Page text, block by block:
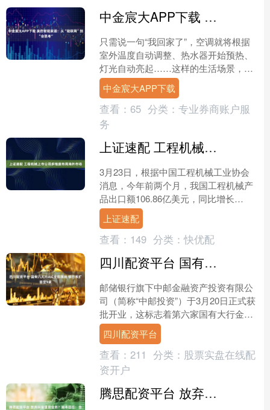
中金宸大APP下载 美的智能家居：从“能联网”到“会思考”
只需说一句“我回家了”，空调就将根据
室外温度自动调整、热水器开始预热、
灯光自动亮起……这样的生活场景，正
是智能家居行业努力抵达的下一阶段。
近日，美的集团股份有....
中金宸大APP下载
查看： 65 分类： 专业券商账户服
务
上证速配 工程机械上市公司多维度布局海外市场
3月23日，根据中国工程机械工业协会
消息，今年前两个月，我国工程机械产
品出口额106.86亿美元，同比增长
33.4%。即使在有春节长假的2月份，出
口额仍超过51....
上证速配
查看： 149 分类：快优配
四川配资平台 国有六大行AIC全部落地 银行系扩容至9家
邮储银行旗下中邮金融资产投资有限公
司（简称“中邮投资”）于3月20日正式获
批开业，这标志着第六家国有大行金融
资产投资公司（AIC）完成落地，国有
六大行已全面“集....
四川配资平台
查看： 211 分类： 股票实盘在线配
资开户
腾思配资平台 放弃抖音退货业务？顺丰回应：合同自然到期终止